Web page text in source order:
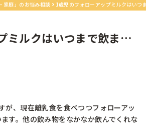
家庭」のお悩み相談 1歳児のフォローアップミルクはいつ
ミルクはいつまで飲ませ
が、現在離乳食を食べつつフォローアッ
す。他の飲み物をなかなか飲んでくれな